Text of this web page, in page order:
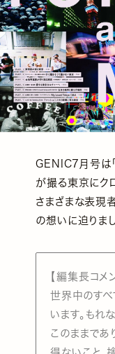
GENIC7月号は
が撮る東京にク
さまざまな表現
の想いに迫りまし
【編集長コメン
世界中のすべ
います。もれ
このままであ